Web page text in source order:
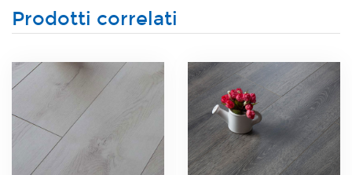
Prodotti correlati